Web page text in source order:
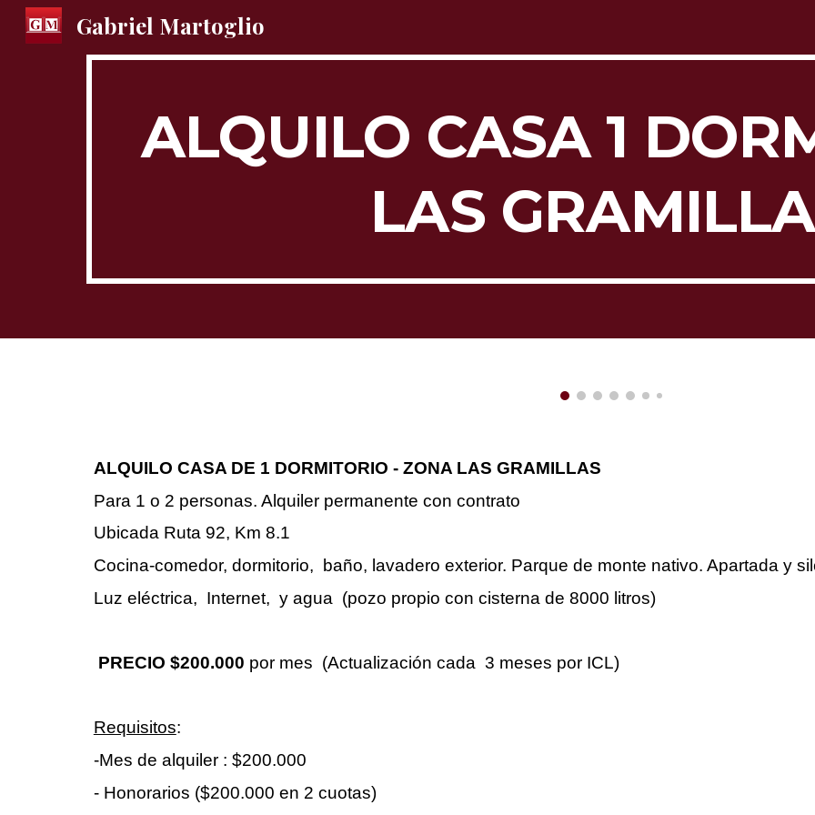
Gabriel Martoglio
ALQUILO CASA 1
LAS
ALQUILO CASA DE 1 DORMITORIO - ZONA LAS GRAMILLAS
Para 1 o 2 personas. Alquiler permanente con contrato
Ubicada Ruta 92, Km 8.1
Cocina-comedor, dormitorio, baño, lavadero exterior. Parque de monte nativo. Apartada y
Luz eléctrica, Internet, y agua (pozo propio con cisterna de 8000 litros)
PRECIO $200.000 por mes (Actualización cada 3 meses por ICL)
Requisitos:
-Mes de alquiler : $200.000
- Honorarios ($200.000 en 2 cuotas)